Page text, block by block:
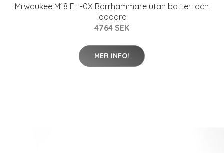
Milwaukee M18 FH-0X Borrhammare utan batteri och
laddare
4764 SEK
MER INFO!